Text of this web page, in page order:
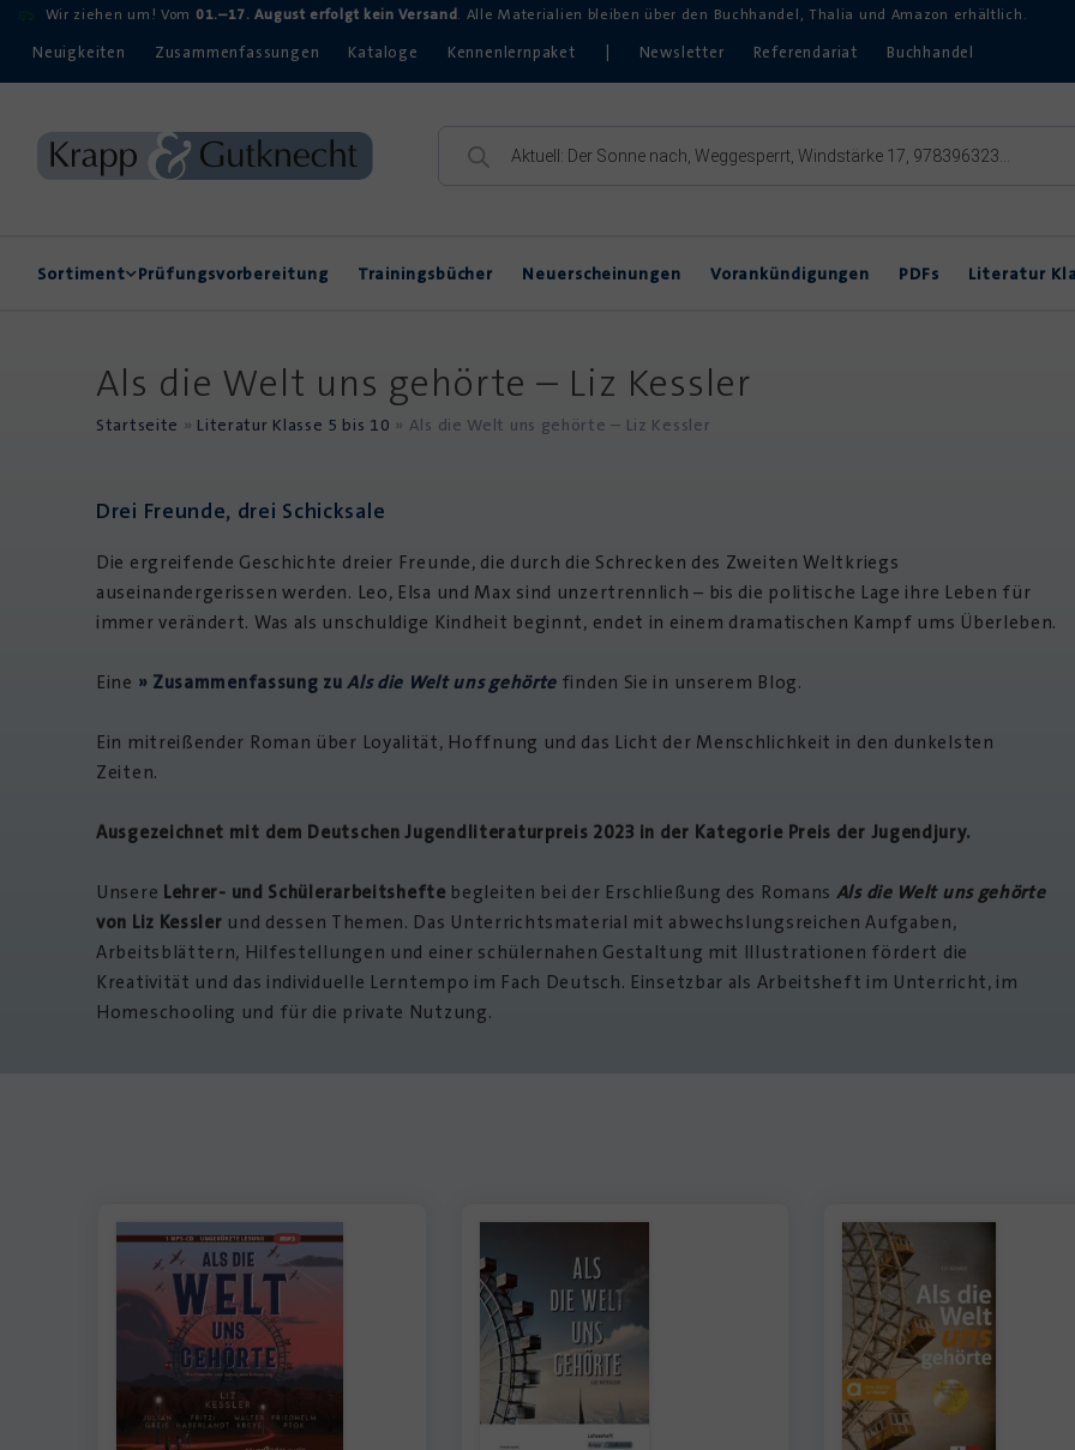
Wir ziehen um! Vom 01.–17. August erfolgt kein Versand. Alle Materialien bleiben über den Buchhandel, Thalia und Amazon erhältlich.
Neuigkeiten Zusammenfassungen Kataloge Kennenlernpaket Newsletter Referendariat Buchhandel
Sortiment Prüfungsvorbereitung Trainingsbücher Neuerscheinungen Vorankündigungen PDFs Literatur
Als die Welt uns gehörte – Liz Kessler
Startseite » Literatur Klasse 5 bis 10 » Als die Welt uns gehörte – Liz Kessler
Drei Freunde, drei Schicksale
Die ergreifende Geschichte dreier Freunde, die durch die Schrecken des Zweiten Weltkriegs
auseinandergerissen werden. Leo, Elsa und Max sind unzertrennlich – bis die politische Lage ihre Leben für
immer verändert. Was als unschuldige Kindheit beginnt, endet in einem dramatischen Kampf ums Überleben.
Eine » Zusammenfassung zuAls die Welt uns gehörte finden Sie in unserem Blog.
Ein mitreißender Roman über Loyalität, Hoffnung und das Licht der Menschlichkeit in den dunkelsten
Zeiten.
Ausgezeichnet mit dem Deutschen Jugendliteraturpreis 2023 in der Kategorie Preis der Jugendjury.
Unsere Lehrer- und Schülerarbeitshefte begleiten bei der Erschließung des Romans Als die Welt uns gehörte
von Liz Kessler und dessen Themen. Das Unterrichtsmaterial mit abwechslungsreichen Aufgaben,
Arbeitsblättern, Hilfestellungen und einer schülernahen Gestaltung mit Illustrationen fördert die
Kreativität und das individuelle Lerntempo im Fach Deutsch. Einsetzbar als Arbeitsheft im Unterricht, im
Homeschooling und für die private Nutzung.